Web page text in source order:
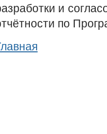
и
по